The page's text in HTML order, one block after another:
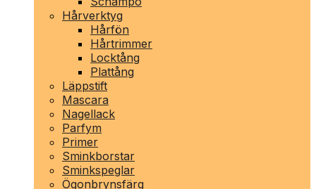
Hårverktyg
Hårfön
Hårtrimmer
Locktång
Plattång
Läppstift
Mascara
Nagellack
Parfym
Primer
Sminkborstar
Sminkspeglar
Ögonbrynsfärg